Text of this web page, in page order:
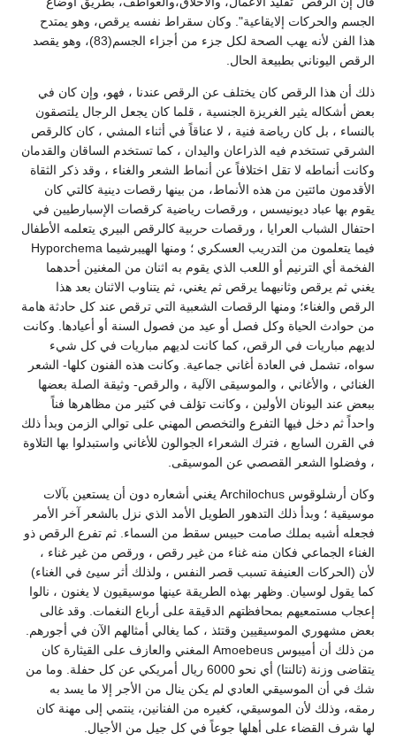
الجسم والحركات إلايقاعية". وكان سقراط نفسه يرقص، وهو يمتدح
هذا الفن لأنه يهب الصحة لكل جزء من أجزاء الجسم(83)، وهو يقصد
الرقص اليوناني بطبيعة الحال.
ذلك أن هذا الرقص كان يختلف عن الرقص عندنا ، فهو، وإن كان في
بعض أشكاله يثير الغريزة الجنسية ، قلما كان يجعل الرجال يلتصقون
بالنساء ، بل كان رياضة فنية ، لا عناقاً في أثناء المشي ، كان كالرقص
الشرقي تستخدم فيه الذراعان واليدان ، كما تستخدم الساقان والقدمان
وكانت أنماطه لا تقل اختلافاً عن أنماط الشعر والغناء ، وقد ذكر الثقاة
الأقدمون مائتين من هذه الأنماط، من بينها رقصات دينية كالتي كان
يقوم بها عباد ديونيسس ، ورقصات رياضية كرقصات الإسبارطيين في
احتفال الشباب العرايا ، ورقصات حربية كالرقص البيري يتعلمه الأطفال
فيما يتعلمون من التدريب العسكري ؛ ومنها الهيبرشيما Hyporchema
الفخمة أي الترنيم أو اللعب الذي يقوم به اثنان من المغنين أحدهما
يغني ثم يرقص وثانيهما يرقص ثم يغني، ثم يتناوب الاثنان بعد هذا
الرقص والغناء؛ ومنها الرقصات الشعبية التي ترقص عند كل حادثة هامة
من حوادث الحياة وكل فصل أو عيد من فصول السنة أو أعيادها. وكانت
لديهم مباريات في الرقص، كما كانت لديهم مباريات في كل شيء
سواه، تشمل في العادة أغاني جماعية. وكانت هذه الفنون كلها- الشعر
الغنائي ، والأغاني ، والموسيقى الآلية ، والرقص- وثيقة الصلة بعضها
ببعض عند اليونان الأولين ، وكانت تؤلف في كثير من مظاهرها فناً
واحداً ثم دخل فيها التفرع والتخصص المهني على توالي الزمن وبدأ ذلك
في القرن السابع ، فترك الشعراء الجوالون للأغاني واستبدلوا بها التلاوة
، وفضلوا الشعر القصصي عن الموسيقى.
وكان أرشلوقوس Archilochus يغني أشعاره دون أن يستعين بآلات
موسيقية ؛ وبدأ ذلك التدهور الطويل الأمد الذي نزل بالشعر آخر الأمر
فجعله أشبه بملك صامت حبيس سقط من السماء. ثم تفرع الرقص ذو
الغناء الجماعي فكان منه غناء من غير رقص ، ورقص من غير غناء ،
لأن (الحركات العنيفة تسبب قصر النفس ، ولذلك أثر سيئ في الغناء)
كما يقول لوسيان. وظهر بهذه الطريقة عينها موسيقيون لا يغنون ، نالوا
إعجاب مستمعيهم بمحافظتهم الدقيقة على أرباع النغمات. وقد غالى
بعض مشهوري الموسيقيين وقتئذ ، كما يغالي أمثالهم الآن في أجورهم.
من ذلك أن أميبوس Amoebeus المغني والعازف على القيثارة كان
يتقاضى وزنة (تالنتا) أي نحو 6000 ريال أمريكي عن كل حفلة. وما من
شك في أن الموسيقي العادي لم يكن ينال من الأجر إلا ما يسد به
رمقه، وذلك لأن الموسيقي، كغيره من الفنانين، ينتمي إلى مهنة كان
لها شرف القضاء على أهلها جوعاً في كل جيل من الأجيال.